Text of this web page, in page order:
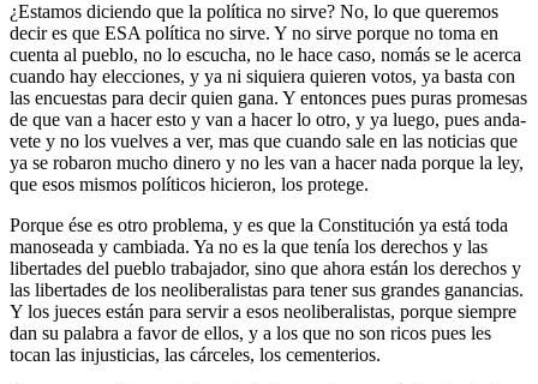
¿Estamos diciendo que la política no sirve? No, lo que queremos
decir es que ESA política no sirve. Y no sirve porque no toma en
cuenta al pueblo, no lo escucha, no le hace caso, nomás se le acerca
cuando hay elecciones, y ya ni siquiera quieren votos, ya basta con
las encuestas para decir quien gana. Y entonces pues puras promesas
de que van a hacer esto y van a hacer lo otro, y ya luego, pues anda-
vete y no los vuelves a ver, mas que cuando sale en las noticias que
ya se robaron mucho dinero y no les van a hacer nada porque la ley,
que esos mismos políticos hicieron, los protege.
Porque ése es otro problema, y es que la Constitución ya está toda
manoseada y cambiada. Ya no es la que tenía los derechos y las
libertades del pueblo trabajador, sino que ahora están los derechos y
las libertades de los neoliberalistas para tener sus grandes ganancias.
Y los jueces están para servir a esos neoliberalistas, porque siempre
dan su palabra a favor de ellos, y a los que no son ricos pues les
tocan las injusticias, las cárceles, los cementerios.